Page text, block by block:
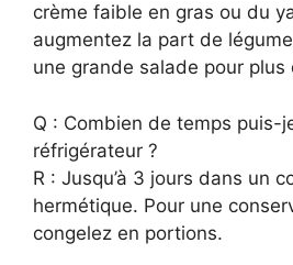
crème faible en gras ou du
augmentez la part de
une grande salade pour plus
Q : Combien de temps puis-
réfrigérateur ?
R : Jusqu’à 3 jours dans un
hermétique. Pour une
congelez en portions.